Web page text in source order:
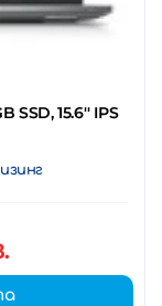
SSD, 15.6'' IPS